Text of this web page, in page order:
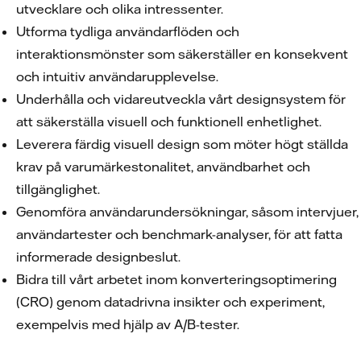
utvecklare och olika intressenter.
Utforma tydliga användarflöden och
interaktionsmönster som säkerställer en konsekvent
och intuitiv användarupplevelse.
Underhålla och vidareutveckla vårt designsystem för
att säkerställa visuell och funktionell enhetlighet.
Leverera färdig visuell design som möter högt ställda
krav på varumärkestonalitet, användbarhet och
tillgänglighet.
Genomföra användarundersökningar, såsom intervjuer,
användartester och benchmark-analyser, för att fatta
informerade designbeslut.
Bidra till vårt arbetet inom konverteringsoptimering
(CRO) genom datadrivna insikter och experiment,
exempelvis med hjälp av A/B-tester.